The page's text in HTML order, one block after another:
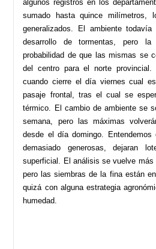
algunos registros en los
sumado hasta quince milímetros,
generalizados. El ambiente
desarrollo de tormentas, pero
probabilidad de que las mismas se
del centro para el norte provincial.
cuando cierre el día viernes cual
pasaje frontal, tras el cual se
térmico. El cambio de ambiente se
semana, pero las máximas
desde el día domingo.
demasiado generosas, dejaran
superficial. El análisis se vuelve más
pero las siembras de la fina están
quizá con alguna estrategia
humedad.